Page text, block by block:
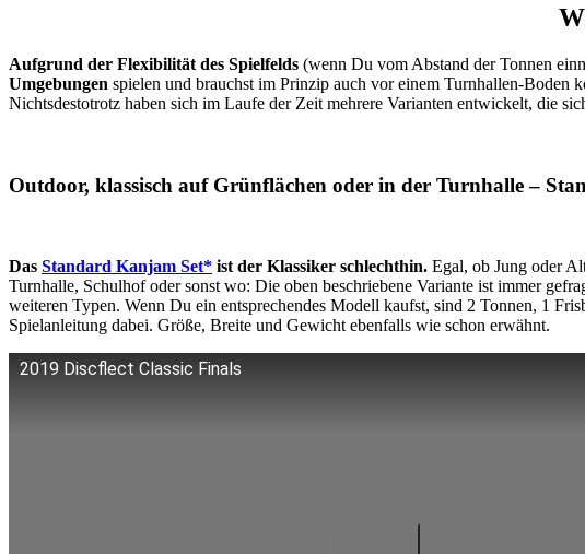
Aufgrund der Flexibilität des Spielfelds (wenn Du vom Abstand der Tonnen
Umgebungen spielen und brauchst im Prinzip auch vor einem Turnhallen-Boden
Nichtsdestotrotz haben sich im Laufe der Zeit mehrere Varianten entwickelt, die
Outdoor, klassisch auf Grünflächen oder in der Turnhalle –
Das Standard Kanjam Set* ist der Klassiker schlechthin. Egal, ob Jung oder
Turnhalle, Schulhof oder sonst wo: Die oben beschriebene Variante ist immer
weiteren Typen. Wenn Du ein entsprechendes Modell kaufst, sind 2 Tonnen, 1
Spielanleitung dabei. Größe, Breite und Gewicht ebenfalls wie schon erwähnt.
2019 Discflect Classic Finals